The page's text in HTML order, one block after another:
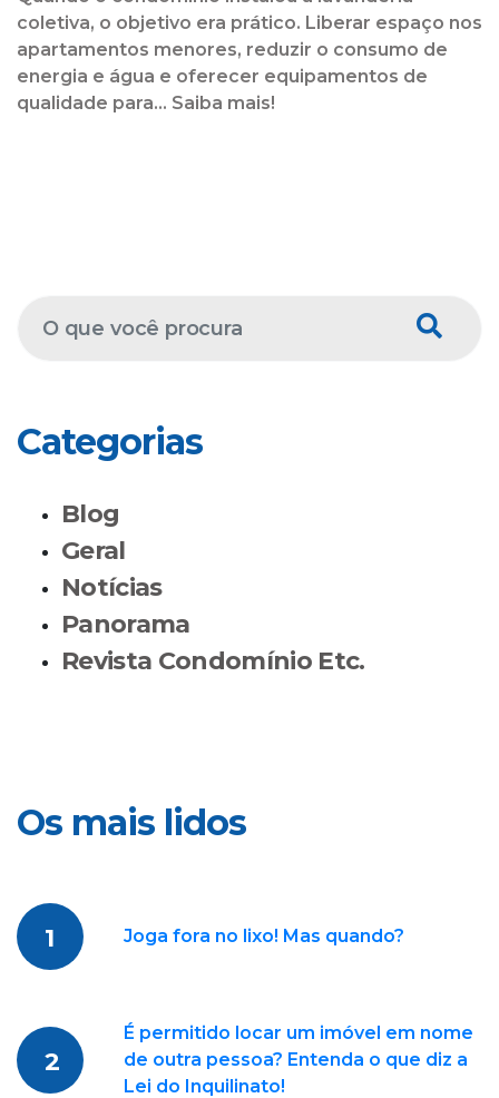
coletiva, o objetivo era prático. Liberar espaço nos
apartamentos menores, reduzir o consumo de
energia e água e oferecer equipamentos de
qualidade para... Saiba mais!
Categorias
Blog
Geral
Notícias
Panorama
Revista Condomínio Etc.
Os mais lidos
1 Joga fora no lixo! Mas quando?
2
É permitido locar um imóvel em nome
de outra pessoa? Entenda o que diz a
Lei do Inquilinato!